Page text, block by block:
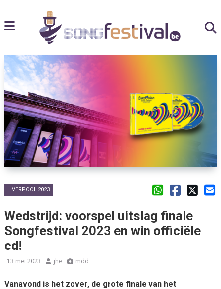
LIVERPOOL 2023
Wedstrijd: voorspel uitslag finale
Songfestival 2023 en win officiële
cd!
13 mei 2023 jhe mdd
Vanavond is het zover, de grote finale van het